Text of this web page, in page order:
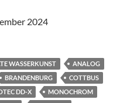
2024
WASSERKUNST
ANALOG
BRANDENBURG
COTTBUS
DD-X
MONOCHROM